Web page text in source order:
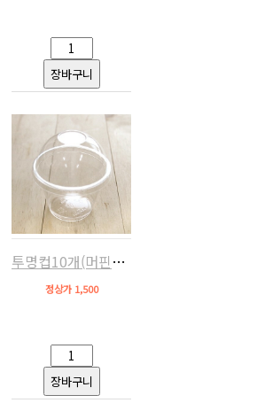
투명컵10개(머핀개별포장,9x10.2)
정상가 1,500